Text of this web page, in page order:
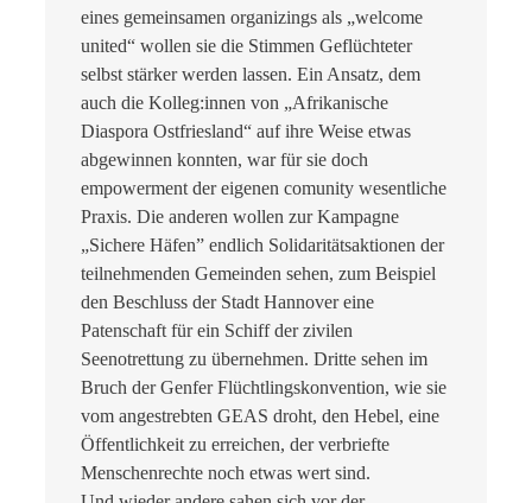
eines gemeinsamen organizings als „welcome
united“ wollen sie die Stimmen Geflüchteter
selbst stärker werden lassen. Ein Ansatz, dem
auch die Kolleg:innen von „Afrikanische
Diaspora Ostfriesland“ auf ihre Weise etwas
abgewinnen konnten, war für sie doch
empowerment der eigenen comunity wesentliche
Praxis. Die anderen wollen zur Kampagne
„Sichere Häfen” endlich Solidaritätsaktionen der
teilnehmenden Gemeinden sehen, zum Beispiel
den Beschluss der Stadt Hannover eine
Patenschaft für ein Schiff der zivilen
Seenotrettung zu übernehmen. Dritte sehen im
Bruch der Genfer Flüchtlingskonvention, wie sie
vom angestrebten GEAS droht, den Hebel, eine
Öffentlichkeit zu erreichen, der verbriefte
Menschenrechte noch etwas wert sind.